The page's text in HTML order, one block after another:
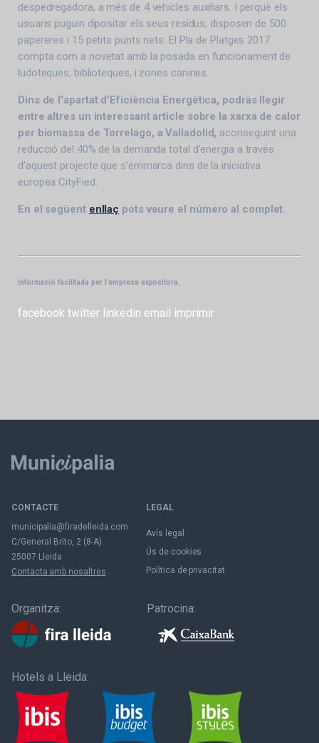
despedregadora, a més de 4 vehicles auxiliars. I perquè els
usuaris puguin dipositar els seus residus, disposen de 500
papereres i 15 petits punts nets. El Pla de Platges 2017
compta com a novetat amb la posada en funcionament de
ludoteques, biblioteques, i zones canines.
Dins de l’apartat d’Eficiència Energètica, podràs llegir
entre altres un interessant article sobre la xarxa de calor
per biomassa de Torrelago, a Valladolid, aconseguint una
reducció del 40% de la demanda total d’energia a través
d’aquest projecte que s’emmarca dins de la iniciativa
europea CityFied.
En el següent enllaç pots veure el número al complet.
Informació facilitada per l’empresa expositora.
facebook twitter linkedin email imprimir
CONTACTE
municipalia@firadelleida.com
C/General Brito, 2 (8-A)
25007 Lleida
Contacta amb nosaltres
LEGAL
Avís legal
Ús de cookies
Política de privacitat
Organitza: Patrocina:
Hotels a Lleida: